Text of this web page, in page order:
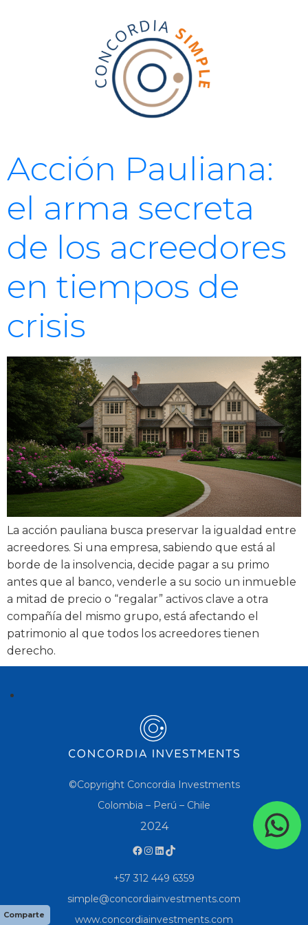
Acción Pauliana:
el arma secreta
de los acreedores
en tiempos de
crisis
La acción pauliana busca preservar la igualdad entre
acreedores. Si una empresa, sabiendo que está al
borde de la insolvencia, decide pagar a su primo
antes que al banco, venderle a su socio un inmueble
a mitad de precio o “regalar” activos clave a otra
compañía del mismo grupo, está afectando el
patrimonio al que todos los acreedores tienen
derecho.
©Copyright Concordia Investments
Colombia – Perú – Chile
2024
Comparte
+57 312 449 6359
simple@concordiainvestments.com
www.concordiainvestments.com